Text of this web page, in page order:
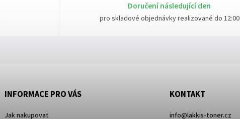
Doručení následující den
pro skladové objednávky realizované do 12:00
INFORMACE PRO VÁS
Jak nakupovat
KONTAKT
info@lakkis-toner.cz